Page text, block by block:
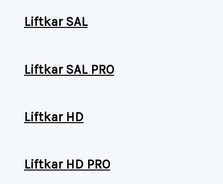
Liftkar SAL
Liftkar SAL PRO
Liftkar HD
Liftkar HD PRO